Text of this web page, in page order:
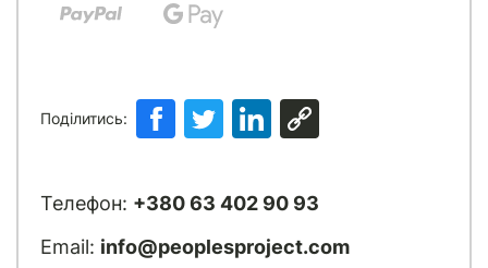
Поділитись:
Телефон: +380 63 402 90 93
Email: info@peoplesproject.com